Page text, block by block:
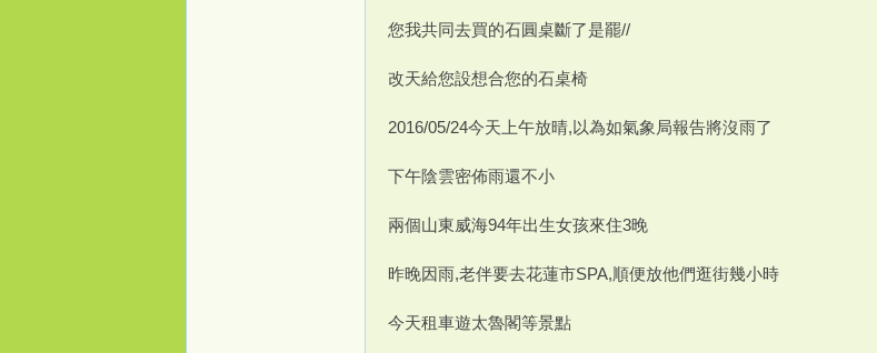
您我共同去買的石圓桌斷了是罷//
改天給您設想合您的石桌椅
2016/05/24今天上午放晴,以為如氣象局報告將沒雨了
下午陰雲密佈雨還不小
兩個山東威海94年出生女孩來住3晚
昨晚因雨,老伴要去花蓮市SPA,順便放他們逛街幾小時
今天租車遊太魯閣等景點